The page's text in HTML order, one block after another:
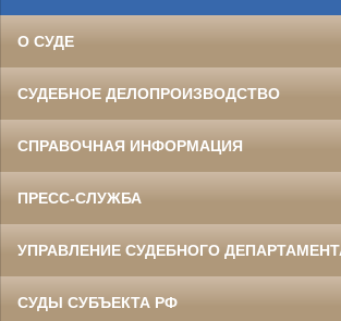
О СУДЕ
СУДЕБНОЕ ДЕЛОПРОИЗВОДСТВО
СПРАВОЧНАЯ ИНФОРМАЦИЯ
ПРЕСС-СЛУЖБА
УПРАВЛЕНИЕ СУДЕБНОГО
СУДЫ СУБЪЕКТА РФ